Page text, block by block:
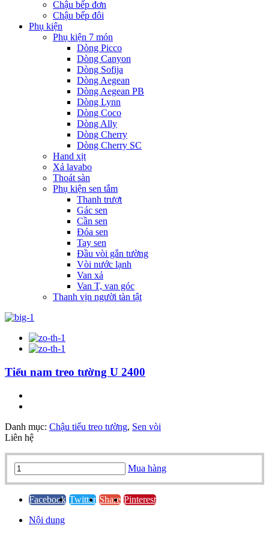
Chậu bếp đơn
Chậu bếp đôi
Phụ kiện
Phụ kiện 7 món
Dòng Picco
Dòng Canyon
Dòng Sofija
Dòng Aegean
Dòng Aegean PB
Dòng Lynn
Dòng Coco
Dòng Ally
Dòng Cherry
Dòng Cherry SC
Hand xịt
Xả lavabo
Thoát sàn
Phụ kiện sen tắm
Thanh trượt
Gác sen
Cần sen
Đóa sen
Tay sen
Đầu vòi gắn tường
Vòi nước lạnh
Van xả
Van T, van góc
Thanh vịn người tàn tật
Tiểu nam treo tường U 2400
Danh mục: Chậu tiểu treo tường, Sen vòi
Liên hệ
Tiểu
nam
tường
2400
Mua hàng
Facebook Twitter Share Pinterest
Nội dung